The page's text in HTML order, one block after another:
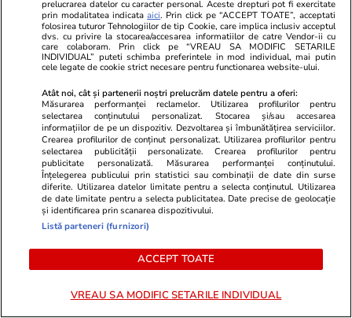
pe 4 septembrie. Tot ce trebuie
să știi despre show
Știri România 19:48
Catedrala Mitropolitană, Opera
și alte biserici din Timișoara
rămân fără iluminat în cadrul
măsurilor de economisire a
energiei
Știri România 19:43
Un hotel de lux din România a
prelucrarea datelor cu caracter personal. Aceste drepturi pot fi exercitate
prin modalitatea indicataaici. Prin click pe “ACCEPT TOATE”, acceptati
folosirea tuturor Tehnologiilor de tip Cookie, care implica inclusiv acceptul
dvs. cu privire la stocarea/accesarea informatiilor de catre Vendor-ii cu
care colaboram. Prin click pe “VREAU SA MODIFIC SETARILE
INDIVIDUAL” puteti schimba preferintele in mod individual, mai putin
cele legate de cookie strict necesare pentru functionarea website-ului.
Atât noi, cât și partenerii noștri prelucrăm datele pentru a oferi:
Măsurarea performanței reclamelor. Utilizarea profilurilor pentru
selectarea conținutului personalizat. Stocarea și/sau accesarea
informațiilor de pe un dispozitiv. Dezvoltarea și îmbunătățirea serviciilor.
Crearea profilurilor de conținut personalizat. Utilizarea profilurilor pentru
selectarea publicității personalizate. Crearea profilurilor pentru
publicitate personalizată. Măsurarea performanței conținutului.
Înțelegerea publicului prin statistici sau combinații de date din surse
diferite. Utilizarea datelor limitate pentru a selecta conținutul. Utilizarea
de date limitate pentru a selecta publicitatea. Date precise de geolocație
și identificarea prin scanarea dispozitivului.
Listă parteneri (furnizori)
ACCEPT TOATE
VREAU SA MODIFIC SETARILE INDIVIDUAL